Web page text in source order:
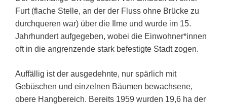
Furt (flache Stelle, an der der Fluss ohne Brücke zu
durchqueren war) über die Ilme und wurde im 15.
Jahrhundert aufgegeben, wobei die Einwohner*innen
oft in die angrenzende stark befestigte Stadt zogen.
Auffällig ist der ausgedehnte, nur spärlich mit
Gebüschen und einzelnen Bäumen bewachsene,
obere Hangbereich. Bereits 1959 wurden 19,6 ha der